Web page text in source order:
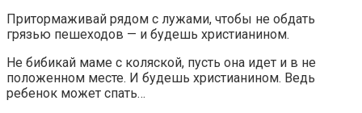
Притормаживай рядом с лужами, чтобы не обдать
грязью пешеходов — и будешь христианином.
Не бибикай маме с коляской, пусть она идет и в не
положенном месте. И будешь христианином. Ведь
ребенок может спать…